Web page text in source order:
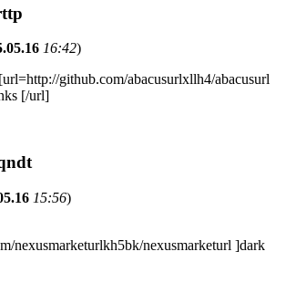
16:42)
github.com/abacusurlxllh4/abacusurl
[/url]
15:56)
nexusmarketurlkh5bk/nexusmarketurl ]dark